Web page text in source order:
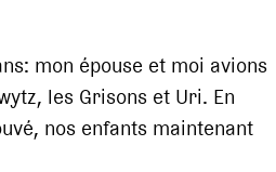
mon épouse et moi avions
les Grisons et Uri. En
nos enfants maintenant